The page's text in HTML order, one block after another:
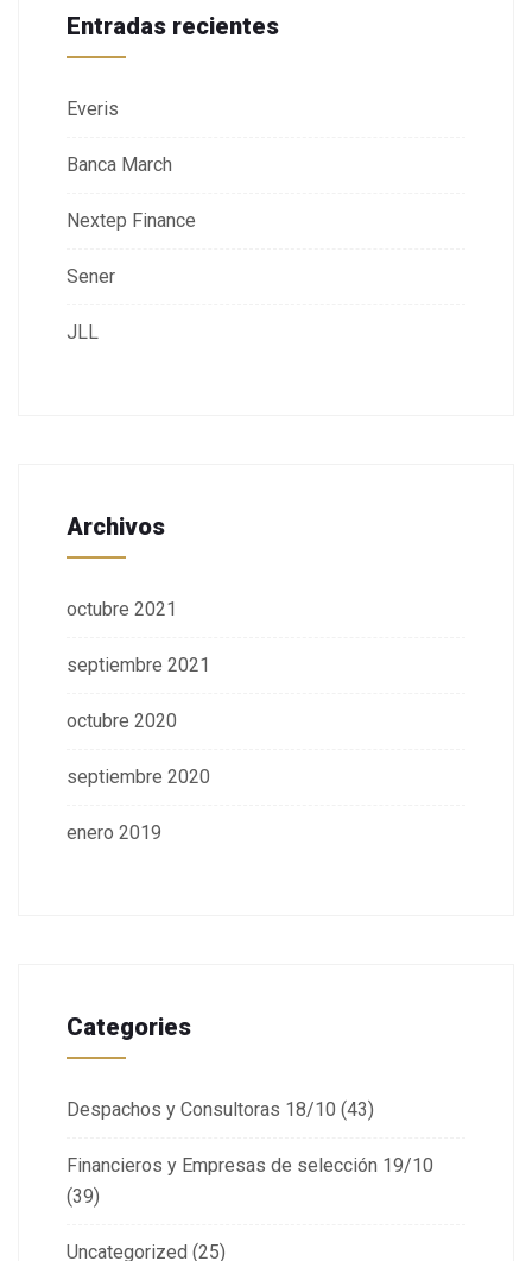
Entradas recientes
Everis
Banca March
Nextep Finance
Sener
JLL
Archivos
octubre 2021
septiembre 2021
octubre 2020
septiembre 2020
enero 2019
Categories
Despachos y Consultoras 18/10 (43)
Financieros y Empresas de selección 19/10
(39)
Uncategorized (25)